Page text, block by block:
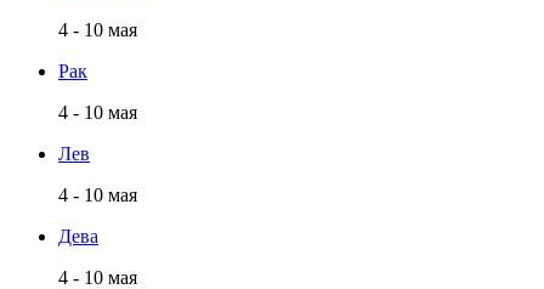
4 - 10 мая
Рак
4 - 10 мая
Лев
4 - 10 мая
Дева
4 - 10 мая